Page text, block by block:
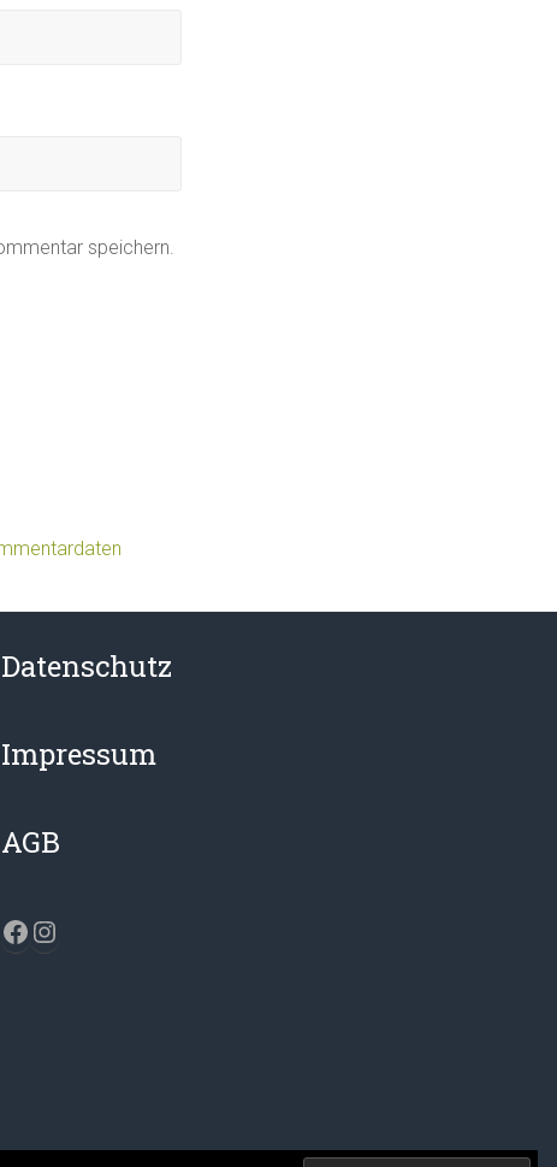
speichern.
Datenschutz
Impressum
AGB
Facebook
Instagram